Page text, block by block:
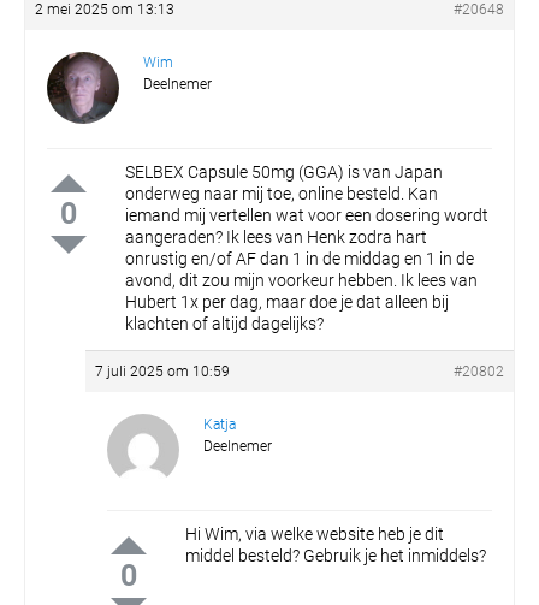
2 mei 2025 om 13:13 #20648
Wim
Deelnemer
0
SELBEX Capsule 50mg (GGA) is van Japan
onderweg naar mij toe, online besteld. Kan
iemand mij vertellen wat voor een dosering wordt
aangeraden? Ik lees van Henk zodra hart
onrustig en/of AF dan 1 in de middag en 1 in de
avond, dit zou mijn voorkeur hebben. Ik lees van
Hubert 1x per dag, maar doe je dat alleen bij
klachten of altijd dagelijks?
7 juli 2025 om 10:59 #20802
Katja
Deelnemer
0
Hi Wim, via welke website heb je dit
middel besteld? Gebruik je het inmiddels?